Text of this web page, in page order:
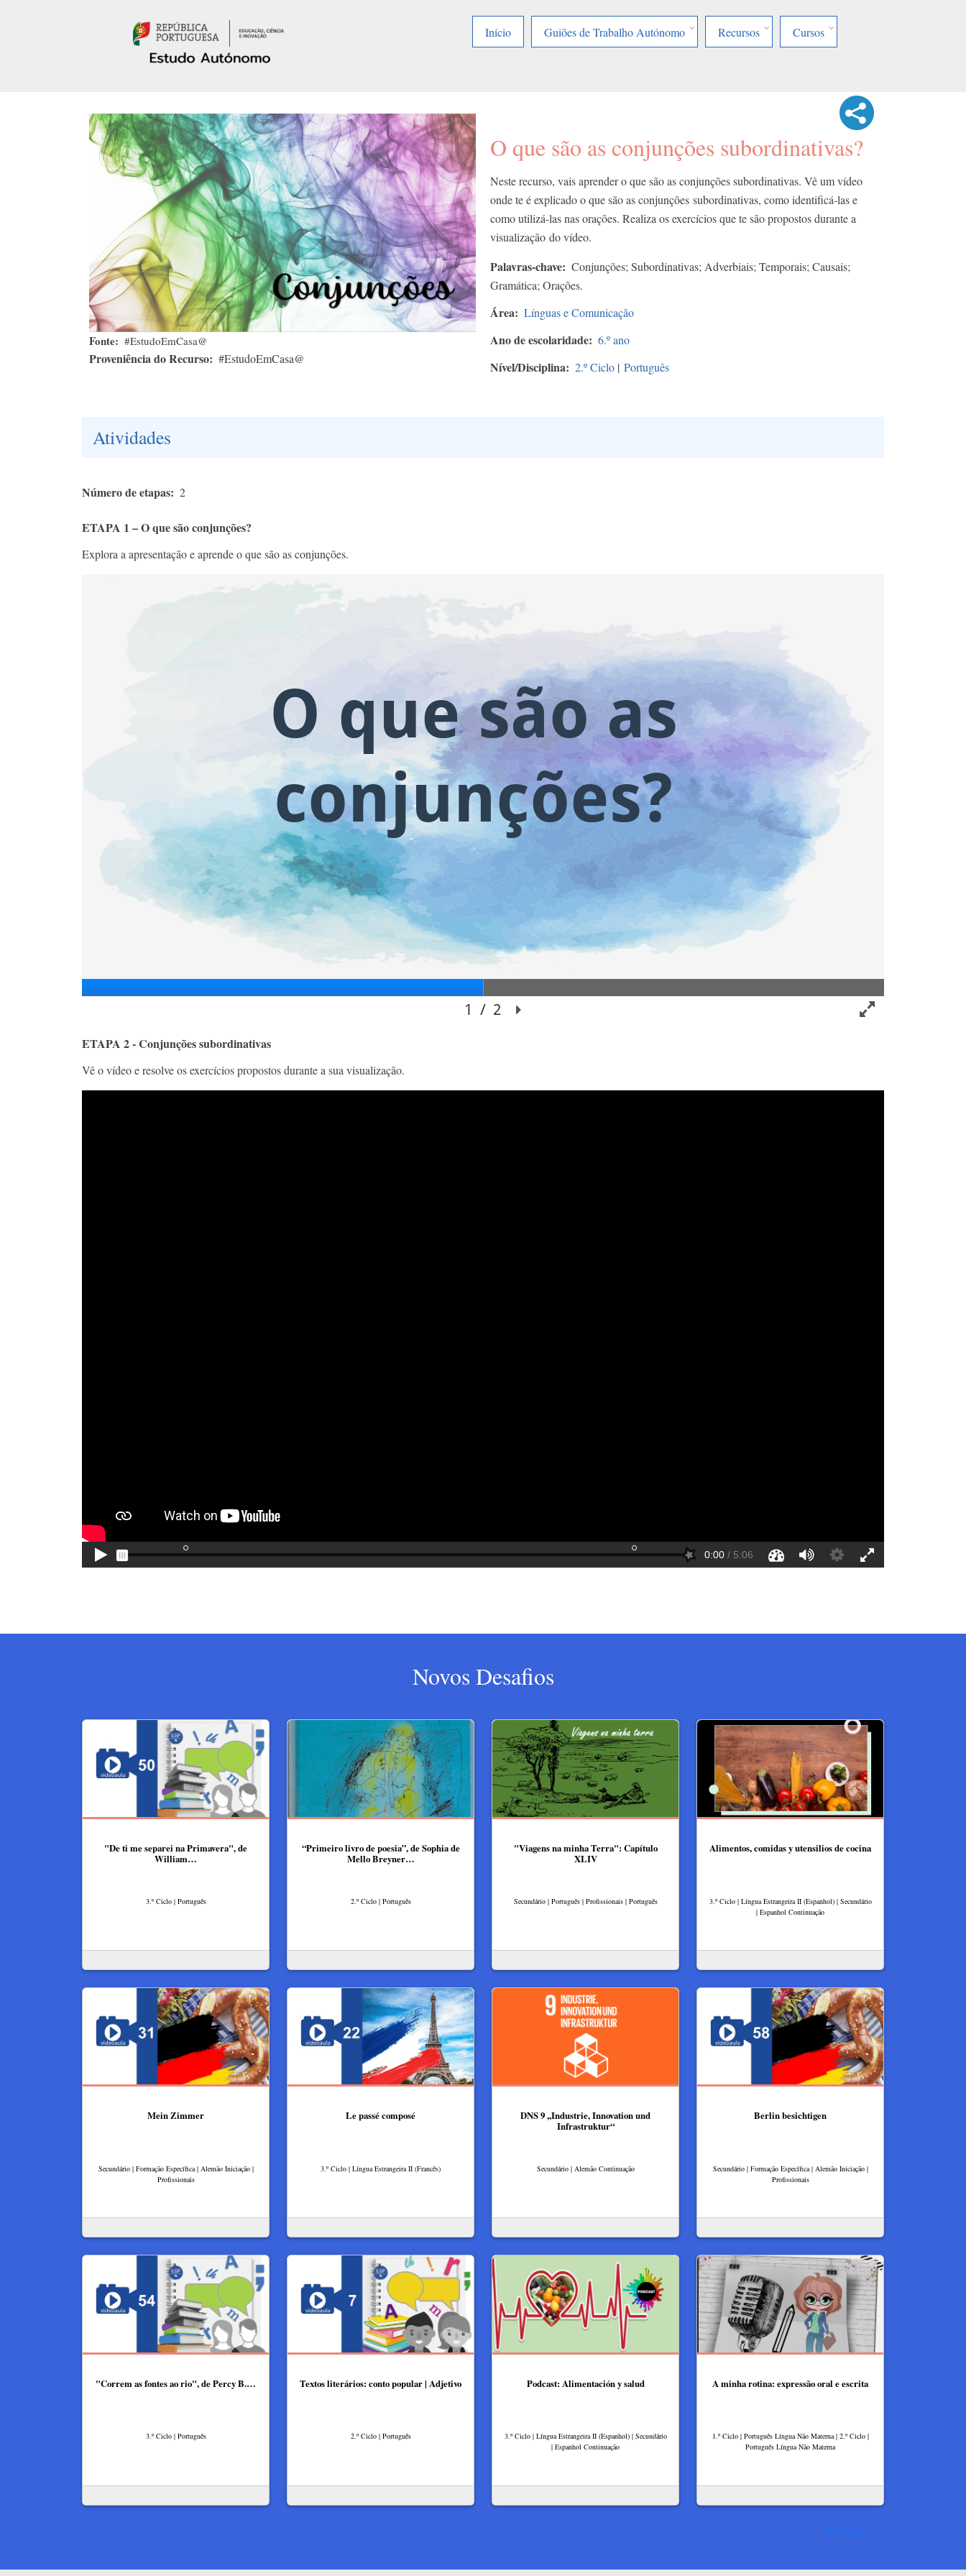
Início
Guiões de Trabalho Autónomo Recursos Cursos
Fonte #EstudoEmCasa@
Proveniência do Recurso #EstudoEmCasa@
O que são as conjunções subordinativas?
Neste recurso, vais aprender o que são as conjunções subordinativas. Vê um vídeo
onde te é explicado o que são as conjunções subordinativas, como identificá-las e
como utilizá-las nas orações. Realiza os exercícios que te são propostos durante a
visualização do vídeo.
Palavras-chave
Conjunções; Subordinativas; Adverbiais; Temporais; Causais;
Gramática; Orações.
Área Línguas e Comunicação
Ano de escolaridade 6.º ano
Nível/Disciplina 2.º Ciclo | Português
Atividades
Número de etapas 2
ETAPA 1 – O que são conjunções?
Explora a apresentação e aprende o que são as conjunções.
ETAPA 2 - Conjunções subordinativas
Vê o vídeo e resolve os exercícios propostos durante a sua visualização.
Novos Desafios
"De ti me separei na Primavera", de
William…
3.º Ciclo | Português
“Primeiro livro de poesia”, de Sophia de
Mello Breyner…
2.º Ciclo | Português
"Viagens na minha Terra": Capítulo
XLIV
Secundário | Português | Profissionais | Português
Alimentos, comidas y utensilios de cocina
3.º Ciclo | Língua Estrangeira II (Espanhol) | Secundário
| Espanhol Continuação
Mein Zimmer
Secundário | Formação Específica | Alemão Iniciação |
Profissionais
Le passé composé
3.º Ciclo | Língua Estrangeira II (Francês)
DNS 9 ,,Industrie, Innovation und
Infrastruktur“​
Secundário | Alemão Continuação
Berlin besichtigen
Secundário | Formação Específica | Alemão Iniciação |
Profissionais
"Correm as fontes ao rio", de Percy B.…
3.º Ciclo | Português
Textos literários: conto popular | Adjetivo
2.º Ciclo | Português
Podcast: Alimentación y salud
3.º Ciclo | Língua Estrangeira II (Espanhol) | Secundário
| Espanhol Continuação
A minha rotina: expressão oral e escrita
1.º Ciclo | Português Língua Não Materna | 2.º Ciclo |
Português Língua Não Materna
Ver mais